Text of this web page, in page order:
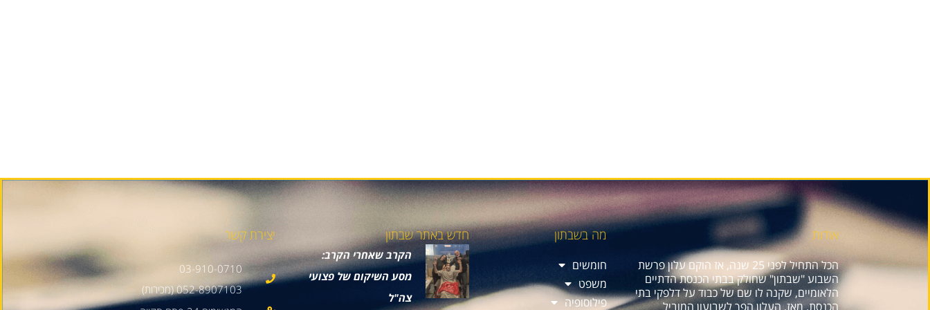
אודות
הכל התחיל לפני 25 שנה, אז הוקם עלון פרשת
השבוע "שבתון" שחולק בבתי הכנסת הדתיים
הלאומיים, שקנה לו שם של כבוד על דלפקי בתי
הכנסת. מאז, העלון הפך לשבועון המוביל
מה בשבתון
חומשים
משפט
פילוסופיה
חדש באתר שבתון
הקרב שאחרי הקרב:
מסע השיקום של פצועי
צה"ל
יצירת קשר
03-910-0710
052-8907103 (מכירות)